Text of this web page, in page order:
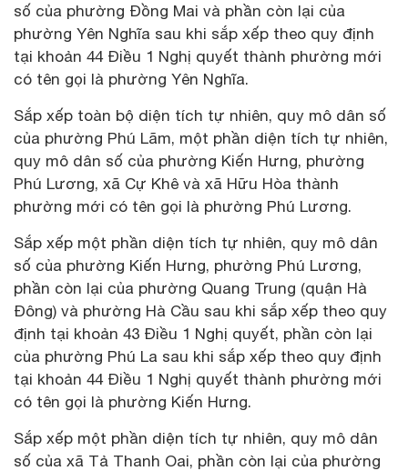
số của phường Đồng Mai và phần còn lại của
phường Yên Nghĩa sau khi sắp xếp theo quy định
tại khoản 44 Điều 1 Nghị quyết thành phường mới
có tên gọi là phường Yên Nghĩa.
Sắp xếp toàn bộ diện tích tự nhiên, quy mô dân số
của phường Phú Lãm, một phần diện tích tự nhiên,
quy mô dân số của phường Kiến Hưng, phường
Phú Lương, xã Cự Khê và xã Hữu Hòa thành
phường mới có tên gọi là phường Phú Lương.
Sắp xếp một phần diện tích tự nhiên, quy mô dân
số của phường Kiến Hưng, phường Phú Lương,
phần còn lại của phường Quang Trung (quận Hà
Đông) và phường Hà Cầu sau khi sắp xếp theo quy
định tại khoản 43 Điều 1 Nghị quyết, phần còn lại
của phường Phú La sau khi sắp xếp theo quy định
tại khoản 44 Điều 1 Nghị quyết thành phường mới
có tên gọi là phường Kiến Hưng.
Sắp xếp một phần diện tích tự nhiên, quy mô dân
số của xã Tả Thanh Oai, phần còn lại của phường